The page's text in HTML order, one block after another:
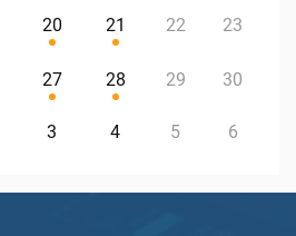
20 21 22 23
27 28 29 30
3 4 5 6